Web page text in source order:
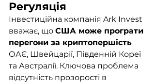
Регуляція
Інвестиційна компанія Ark Invest
вважає, що США може програти
перегони за криптопершість
ОАЄ, Швейцарії, Південній Кореї
та Австралії. Ключова проблема
відсутність прозорості в